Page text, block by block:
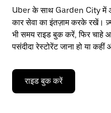
Uber के साथ Garden City में
कार सेवा का इंतज़ाम करके रखें।
भी समय राइड बुक करें, फिर चाहे
पसंदीदा रेस्टोरेंट जाना हो या कहीं
राइड बुक करें